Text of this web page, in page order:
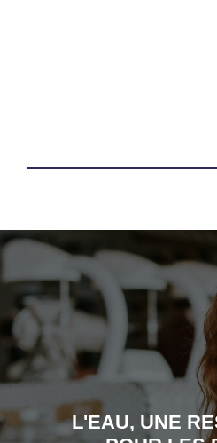
L'EAU, UNE